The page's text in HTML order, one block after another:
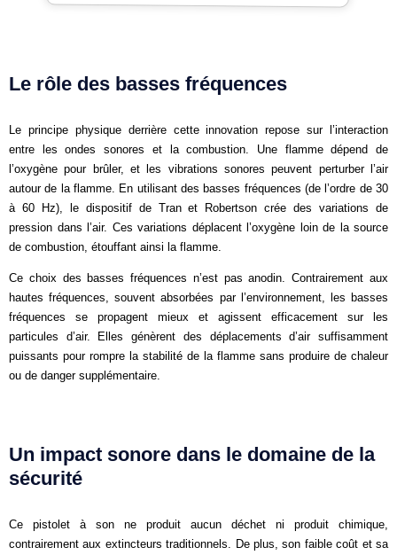
Le rôle des basses fréquences
Le principe physique derrière cette innovation repose sur l’interaction
entre les ondes sonores et la combustion. Une flamme dépend de
l’oxygène pour brûler, et les vibrations sonores peuvent perturber l’air
autour de la flamme. En utilisant des basses fréquences (de l’ordre de 30
à 60 Hz), le dispositif de Tran et Robertson crée des variations de
pression dans l’air. Ces variations déplacent l’oxygène loin de la source
de combustion, étouffant ainsi la flamme.
Ce choix des basses fréquences n’est pas anodin. Contrairement aux
hautes fréquences, souvent absorbées par l’environnement, les basses
fréquences se propagent mieux et agissent efficacement sur les
particules d’air. Elles génèrent des déplacements d’air suffisamment
puissants pour rompre la stabilité de la flamme sans produire de chaleur
ou de danger supplémentaire.
Un impact sonore dans le domaine de la
sécurité
Ce pistolet à son ne produit aucun déchet ni produit chimique,
contrairement aux extincteurs traditionnels. De plus, son faible coût et sa